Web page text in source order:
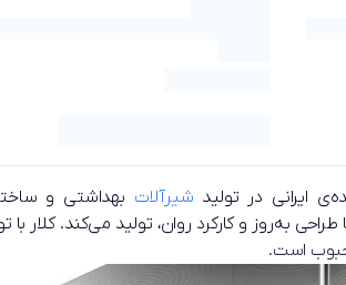
ایرانی در تولید شیرآلات بهداشتی و
طراحی به‌روز و کارکرد روان، تولید می‌کند.
است.